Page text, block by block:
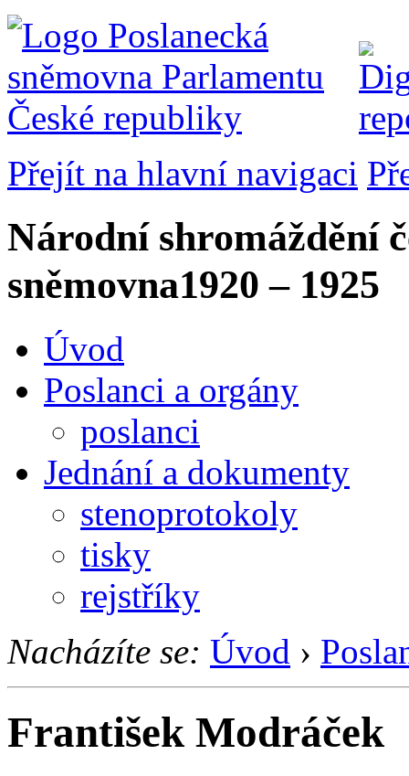
Přejít na hlavní navigaci
Národní shromáždění
sněmovna1920 – 1925
Úvod
Poslanci a orgány
poslanci
Jednání a dokumenty
stenoprotokoly
tisky
rejstříky
Nacházíte se: Úvod ›
František Modráček